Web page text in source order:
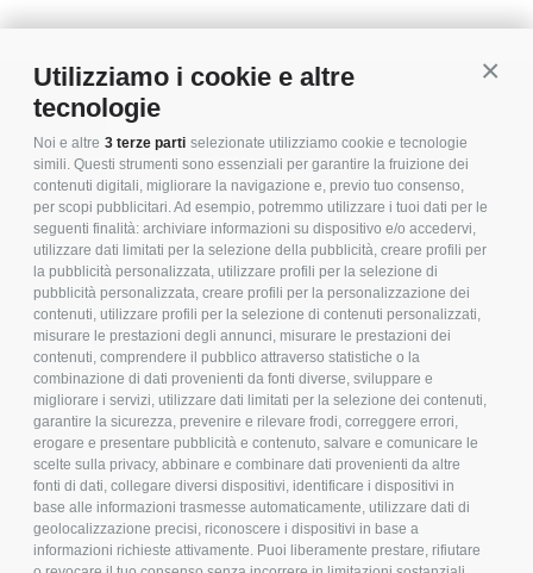
Utilizziamo i cookie e altre
tecnologie
Noi e altre 3 terze parti selezionate utilizziamo cookie e tecnologie
simili. Questi strumenti sono essenziali per garantire la fruizione dei
contenuti digitali, migliorare la navigazione e, previo tuo consenso,
per scopi pubblicitari. Ad esempio, potremmo utilizzare i tuoi dati per le
seguenti finalità: archiviare informazioni su dispositivo e/o accedervi,
utilizzare dati limitati per la selezione della pubblicità, creare profili per
la pubblicità personalizzata, utilizzare profili per la selezione di
pubblicità personalizzata, creare profili per la personalizzazione dei
contenuti, utilizzare profili per la selezione di contenuti personalizzati,
misurare le prestazioni degli annunci, misurare le prestazioni dei
contenuti, comprendere il pubblico attraverso statistiche o la
combinazione di dati provenienti da fonti diverse, sviluppare e
migliorare i servizi, utilizzare dati limitati per la selezione dei contenuti,
garantire la sicurezza, prevenire e rilevare frodi, correggere errori,
erogare e presentare pubblicità e contenuto, salvare e comunicare le
scelte sulla privacy, abbinare e combinare dati provenienti da altre
fonti di dati, collegare diversi dispositivi, identificare i dispositivi in
base alle informazioni trasmesse automaticamente, utilizzare dati di
geolocalizzazione precisi, riconoscere i dispositivi in base a
informazioni richieste attivamente. Puoi liberamente prestare, rifiutare
P.IVA 00138140405
S. Cassiano in Pennino 57/A
47016 Predappio (FC) Italy
+39 0543 921076
info_italia@tumidei.it